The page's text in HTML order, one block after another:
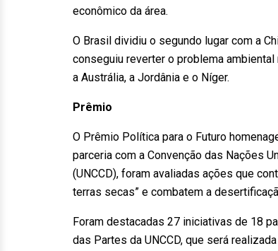
econômico da área.
O Brasil dividiu o segundo lugar com a
conseguiu reverter o problema
a Austrália, a Jordânia e o Níger.
Prêmio
O Prêmio Política para o Futuro
parceria com a Convenção das Nações
(UNCCD), foram avaliadas ações que
terras secas” e combatem a
Foram destacadas 27 iniciativas de 18
das Partes da UNCCD, que será